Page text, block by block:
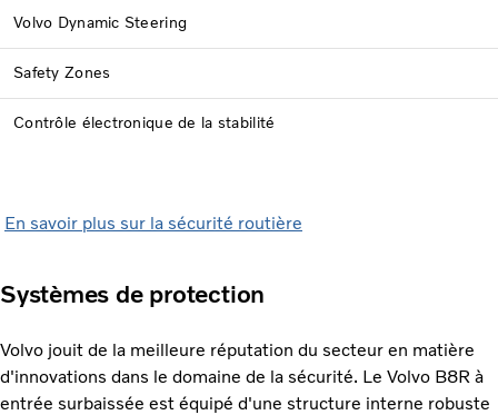
Volvo Dynamic Steering
Safety Zones
Contrôle électronique de la stabilité
En savoir plus sur la sécurité routière
Systèmes de protection
Volvo jouit de la meilleure réputation du secteur en matière
d'innovations dans le domaine de la sécurité. Le Volvo B8R à
entrée surbaissée est équipé d'une structure interne robuste